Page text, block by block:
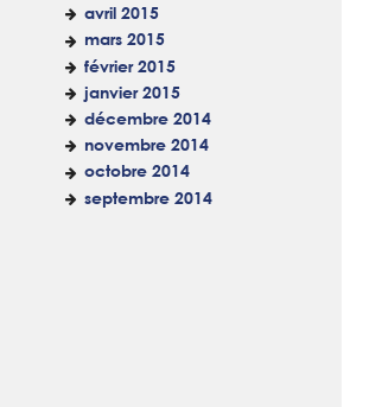
avril 2015
mars 2015
février 2015
janvier 2015
décembre 2014
novembre 2014
octobre 2014
septembre 2014